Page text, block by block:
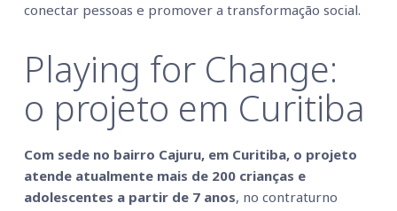
conectar pessoas e promover a transformação social.
Playing for Change:
o projeto em Curitiba
Com sede no bairro Cajuru, em Curitiba, o projeto
atende atualmente mais de 200 crianças e
adolescentes a partir de 7 anos, no contraturno